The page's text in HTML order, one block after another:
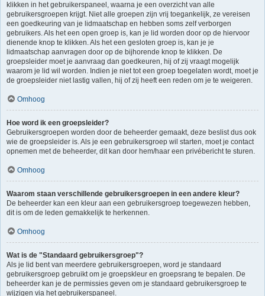
klikken in het gebruikerspaneel, waarna je een overzicht van alle
gebruikersgroepen krijgt. Niet alle groepen zijn vrij toegankelijk, ze vereisen
een goedkeuring van je lidmaatschap en hebben soms zelf verborgen
gebruikers. Als het een open groep is, kan je lid worden door op de hiervoor
dienende knop te klikken. Als het een gesloten groep is, kan je je
lidmaatschap aanvragen door op de bijhorende knop te klikken. De
groepsleider moet je aanvraag dan goedkeuren, hij of zij vraagt mogelijk
waarom je lid wil worden. Indien je niet tot een groep toegelaten wordt, moet je
de groepsleider niet lastig vallen, hij of zij heeft een reden om je te weigeren.
Omhoog
Hoe word ik een groepsleider?
Gebruikersgroepen worden door de beheerder gemaakt, deze beslist dus ook
wie de groepsleider is. Als je een gebruikersgroep wil starten, moet je contact
opnemen met de beheerder, dit kan door hem/haar een privébericht te sturen.
Omhoog
Waarom staan verschillende gebruikersgroepen in een andere kleur?
De beheerder kan een kleur aan een gebruikersgroep toegewezen hebben,
dit is om de leden gemakkelijk te herkennen.
Omhoog
Wat is de "Standaard gebruikersgroep"?
Als je lid bent van meerdere gebruikersgroepen, word je standaard
gebruikersgroep gebruikt om je groepskleur en groepsrang te bepalen. De
beheerder kan je de permissies geven om je standaard gebruikersgroep te
wijzigen via het gebruikerspaneel.